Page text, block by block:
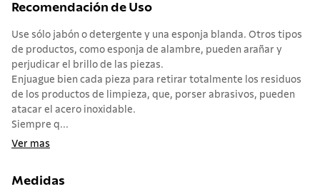
Recomendación de Uso
Use sólo jabón o detergente y una esponja blanda. Otros tipos
de productos, como esponja de alambre, pueden arañar y
perjudicar el brillo de las piezas.
Enjuague bien cada pieza para retirar totalmente los residuos
de los productos de limpieza, que, porser abrasivos, pueden
atacar el acero inoxidable.
Siempre q...
Ver mas
Medidas